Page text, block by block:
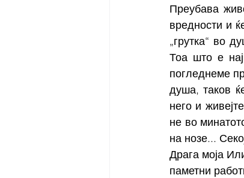
Преубава
вредности и
„грутка“ во
Тоа што е
погледнеме
душа, таков
него и
не во
на нозе...
Драга моја
паметни